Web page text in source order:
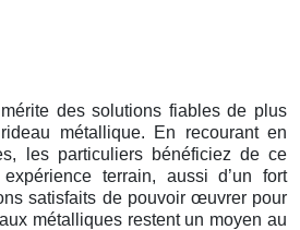
des solutions fiables de plus
métallique. En recourant en
les particuliers bénéficiez de ce
terrain, aussi d’un fort
satisfaits de pouvoir œuvrer pour
métalliques restent un moyen au